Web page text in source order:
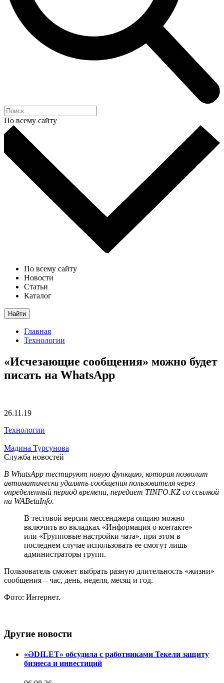
По всему сайту
По всему сайту
Новости
Статьи
Каталог
Найти
Главная
Технологии
«Исчезающие сообщения» можно будет
писать на WhatsApp
26.11.19
Технологии
Мадина Турсунова
Служба новостей
В WhatsApp тестируют новую функцию, которая позволит
автоматически удалять сообщения пользователя через
определенный период времени, передает TINFO.KZ со ссылкой
на WABetaInfo.
В тестовой версии мессенджера опцию можно
включить во вкладках «Информация о контакте»
или «Групповые настройки чата», при этом в
последнем случае использовать ее смогут лишь
администраторы групп.
Пользователь сможет выбрать разную длительность «жизни»
сообщения – час, день, неделя, месяц и год.
Фото: Интернет.
Другие новости
«ӘDILET» обсудила с работниками Текели защиту
бизнеса и инвестиций